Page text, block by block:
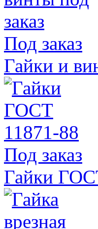
Под заказ
Гайки и
Под заказ
Гайки